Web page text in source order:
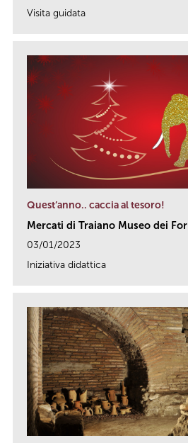
Visita guidata
Quest’anno.. caccia al tesoro!
Mercati di Traiano Museo dei
03/01/2023
Iniziativa didattica